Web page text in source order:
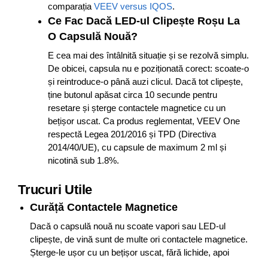
comparația VEEV versus IQOS.
Ce Fac Dacă LED-ul Clipește Roșu La
O Capsulă Nouă?
E cea mai des întâlnită situație și se rezolvă simplu.
De obicei, capsula nu e poziționată corect: scoate-o
și reintroduce-o până auzi clicul. Dacă tot clipește,
ține butonul apăsat circa 10 secunde pentru
resetare și șterge contactele magnetice cu un
bețișor uscat. Ca produs reglementat, VEEV One
respectă Legea 201/2016 și TPD (Directiva
2014/40/UE), cu capsule de maximum 2 ml și
nicotină sub 1.8%.
Trucuri Utile
Curăță Contactele Magnetice
Dacă o capsulă nouă nu scoate vapori sau LED-ul
clipește, de vină sunt de multe ori contactele magnetice.
Șterge-le ușor cu un bețișor uscat, fără lichide, apoi